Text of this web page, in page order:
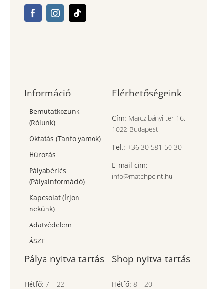
Információ
Bemutatkozunk
(Rólunk)
Oktatás (Tanfolyamok)
Húrozás
Pályabérlés
(Pályainformáció)
Kapcsolat (Írjon
nekünk)
Adatvédelem
ÁSZF
Elérhetőségeink
Cím: Marczibányi tér 16.
1022 Budapest
Tel.: +36 30 581 50 30
E-mail cím:
info@matchpoint.hu
Pálya nyitva tartás
Hétfő: 7 – 22
Shop nyitva tartás
Hétfő: 8 – 20